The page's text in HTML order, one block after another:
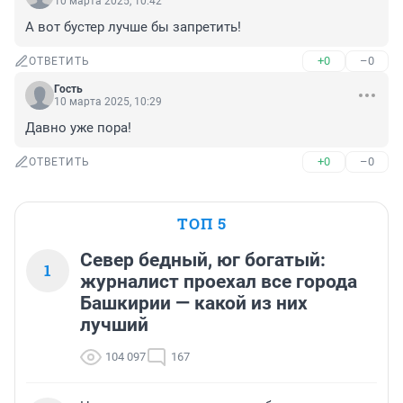
А вот бустер лучше бы запретить!
ОТВЕТИТЬ +0 –0
Гость
10 марта 2025, 10:29
Давно уже пора!
ОТВЕТИТЬ +0 –0
ТОП 5
1
Север бедный, юг богатый:
журналист проехал все города
Башкирии — какой из них
лучший
104 097 167